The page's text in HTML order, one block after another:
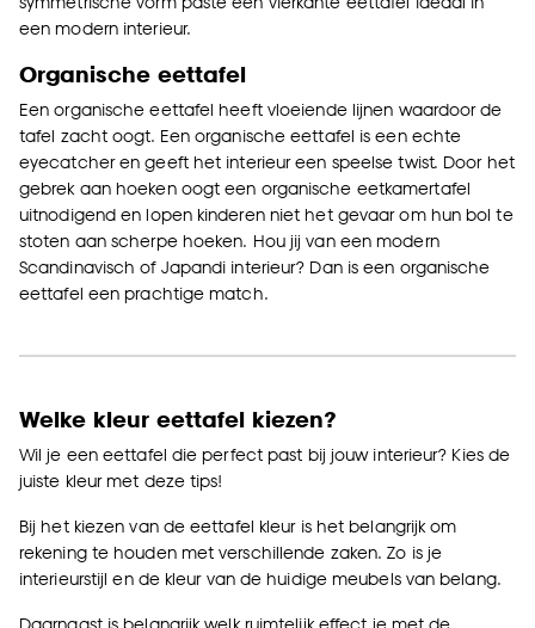
een modern interieur.
Organische eettafel
Een organische eettafel heeft vloeiende lijnen waardoor de
tafel zacht oogt. Een organische eettafel is een echte
eyecatcher en geeft het interieur een speelse twist. Door het
gebrek aan hoeken oogt een organische eetkamertafel
uitnodigend en lopen kinderen niet het gevaar om hun bol te
stoten aan scherpe hoeken. Hou jij van een modern
Scandinavisch of Japandi interieur? Dan is een organische
eettafel een prachtige match.
Welke kleur eettafel kiezen?
Wil je een eettafel die perfect past bij jouw interieur? Kies de
juiste kleur met deze tips!
Bij het kiezen van de eettafel kleur is het belangrijk om
rekening te houden met verschillende zaken. Zo is je
interieurstijl en de kleur van de huidige meubels van belang.